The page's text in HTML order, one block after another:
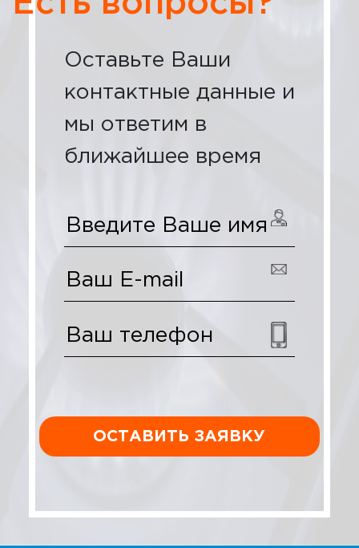
Оставьте Ваши
контактные данные и
мы ответим в
ближайшее время
ОСТАВИТЬ ЗАЯВКУ